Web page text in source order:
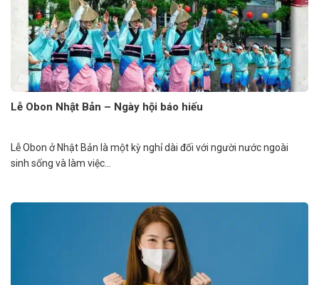
Lễ Obon Nhật Bản – Ngày hội báo hiếu
Lễ Obon ở Nhật Bản là một kỳ nghỉ dài đối với người nước ngoài
sinh sống và làm việc...